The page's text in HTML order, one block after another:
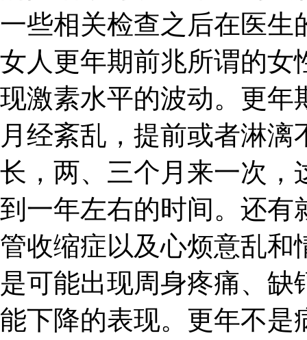
一些相关检查之后在医生
女人更年期前兆所谓的女
现激素水平的波动。更年
月经紊乱，提前或者淋
长，两、三个月来一次，
到一年左右的时间。还有
管收缩症以及心烦意乱和
是可能出现周身疼痛、
能下降的表现。更年不是